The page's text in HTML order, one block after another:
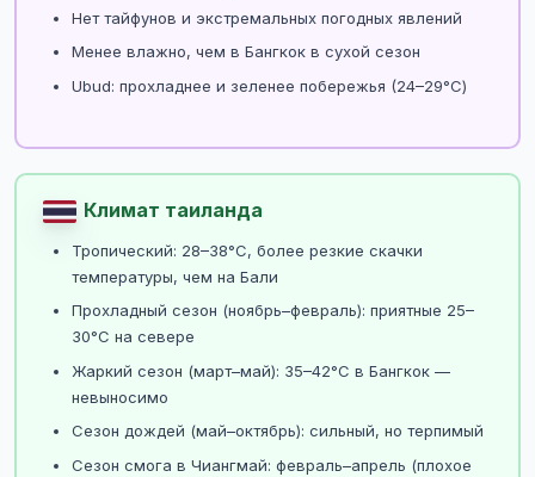
Нет тайфунов и экстремальных погодных явлений
Менее влажно, чем в Бангкок в сухой сезон
Ubud: прохладнее и зеленее побережья (24–29°C)
Климат таиланда
Тропический: 28–38°C, более резкие скачки
температуры, чем на Бали
Прохладный сезон (ноябрь–февраль): приятные 25–
30°C на севере
Жаркий сезон (март–май): 35–42°C в Бангкок —
невыносимо
Сезон дождей (май–октябрь): сильный, но терпимый
Сезон смога в Чиангмай: февраль–апрель (плохое